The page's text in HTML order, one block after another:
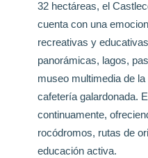
32 hectáreas, el
cuenta con una
recreativas y
panorámicas, lagos,
museo multimedia de
cafetería galardonada.
continuamente,
rocódromos, rutas de
educación activa.